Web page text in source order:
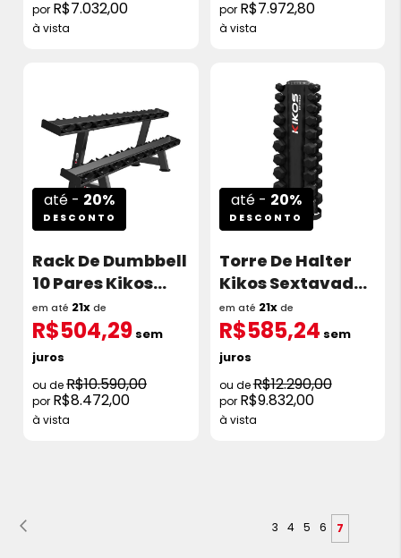
R$7.032,00
à vista
R$7.972,80
à vista
até - 20%
DESCONTO
Rack De Dumbbell
10 Pares Kikos
Md6232
R$10.590,00
R$8.472,00
à vista
em até 21xde
R$504,29 sem
juros
até - 20%
DESCONTO
Torre De Halter
Kikos Sextavado
Emborrachado De
1 A 10Kg
R$12.290,00
R$9.832,00
à vista
em até 21xde
R$585,24 sem
juros
Página
3 Página
4 Página
5 Página
6
Você
7